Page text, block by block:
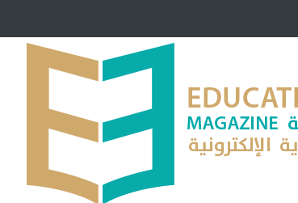
شراكة مجتمعية لمجمع تعليمي بالطائف تستهدف
لماذا تعد برامج توعية الأطفال بخصوصية الجسد وقاية لا